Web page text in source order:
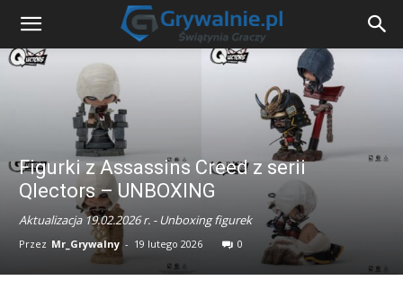
Figurki z Assassins Creed z serii
Qlectors – UNBOXING
Aktualizacja 19.02.2026 r. - Unboxing figurek
Przez Mr_Grywalny - 19 lutego 2026 0